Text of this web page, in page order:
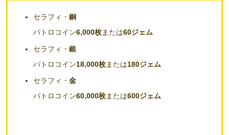
セラフィ・ 銅
バトロコイン6,000枚または60ジェム
セラフィ・ 銀
バトロコイン18,000枚または180ジェム
セラフィ・ 金
バトロコイン60,000枚または600ジェム